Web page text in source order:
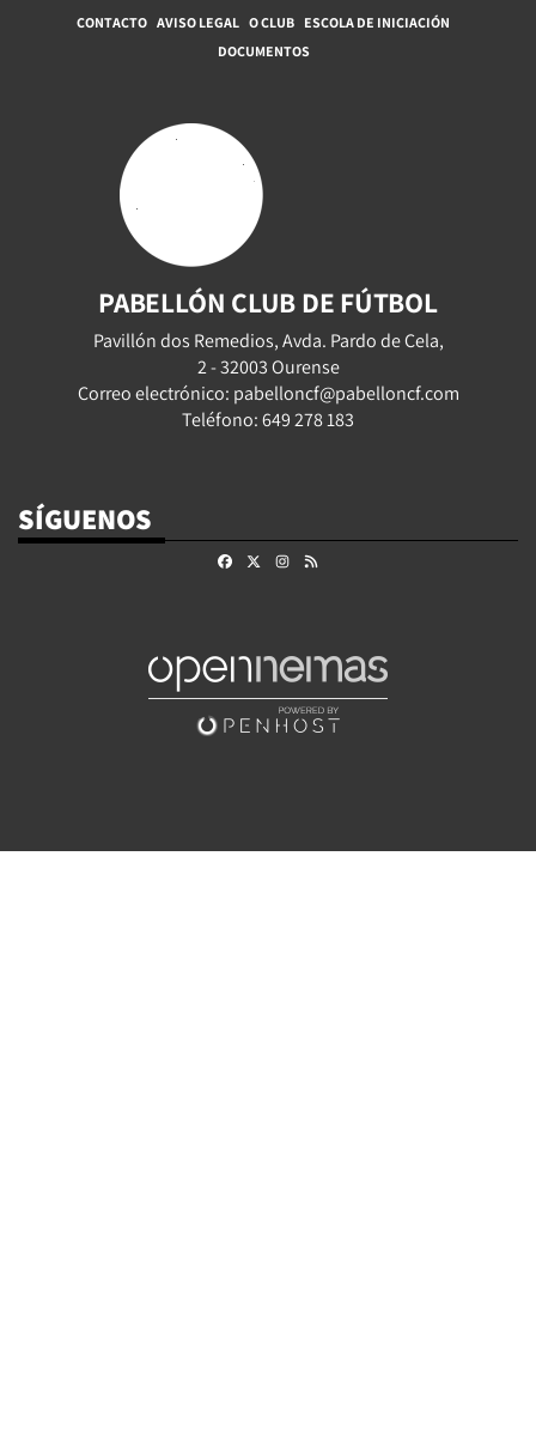
CONTACTO AVISO LEGAL O CLUB ESCOLA DE INICIACIÓN
DOCUMENTOS
PABELLÓN CLUB DE FÚTBOL
Pavillón dos Remedios, Avda. Pardo de Cela,
2 - 32003 Ourense
Correo electrónico: pabelloncf@pabelloncf.com
Teléfono: 649 278 183
SÍGUENOS
FacebookInstagram